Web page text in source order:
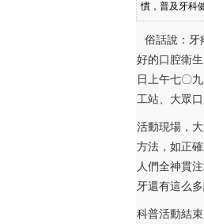
慣，普及牙科
普課堂和口腔
俗話說：牙
好的口腔衛
日上午七〇
工站、大眾
活動現場，
方法，如正
人們全神貫
牙還有這么
科普活動結